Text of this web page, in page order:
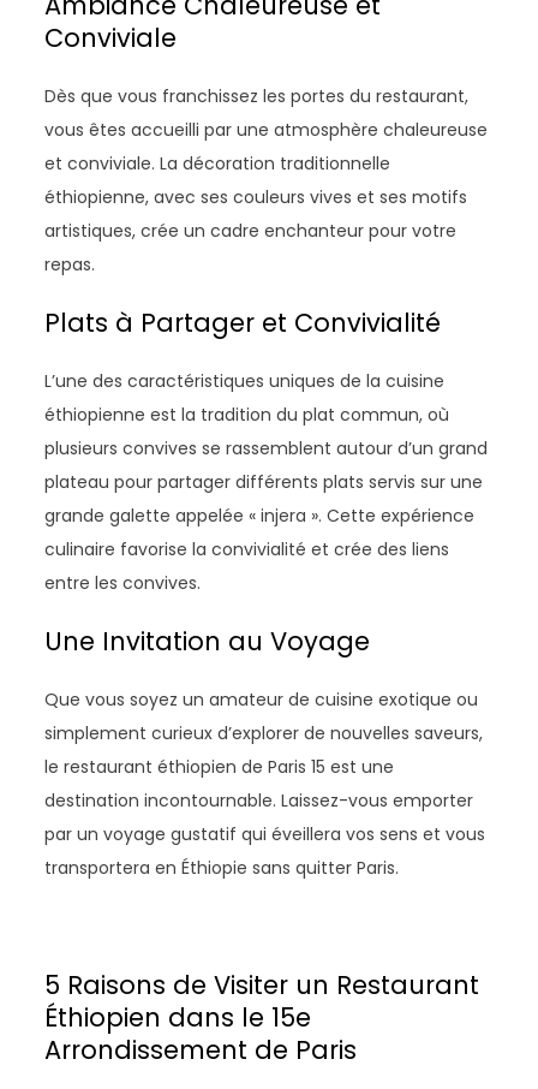
Conviviale
Dès que vous franchissez les portes du restaurant,
vous êtes accueilli par une atmosphère chaleureuse
et conviviale. La décoration traditionnelle
éthiopienne, avec ses couleurs vives et ses motifs
artistiques, crée un cadre enchanteur pour votre
repas.
Plats à Partager et Convivialité
L’une des caractéristiques uniques de la cuisine
éthiopienne est la tradition du plat commun, où
plusieurs convives se rassemblent autour d’un grand
plateau pour partager différents plats servis sur une
grande galette appelée « injera ». Cette expérience
culinaire favorise la convivialité et crée des liens
entre les convives.
Une Invitation au Voyage
Que vous soyez un amateur de cuisine exotique ou
simplement curieux d’explorer de nouvelles saveurs,
le restaurant éthiopien de Paris 15 est une
destination incontournable. Laissez-vous emporter
par un voyage gustatif qui éveillera vos sens et vous
transportera en Éthiopie sans quitter Paris.
5 Raisons de Visiter un Restaurant
Éthiopien dans le 15e
Arrondissement de Paris